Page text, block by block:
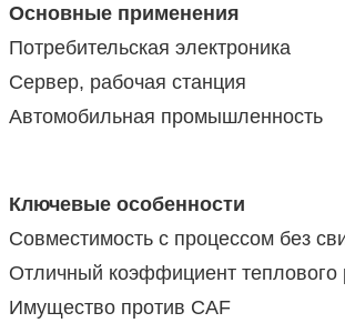
Основные применения
Потребительская электроника
Сервер, рабочая станция
Автомобильная промышленность
Ключевые особенности
Совместимость с процессом без
Отличный коэффициент теплового
Имущество против CAF